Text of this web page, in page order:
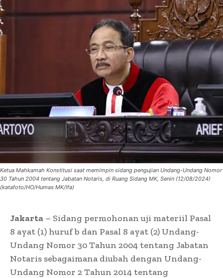
Ketua Mahkamah Konstitusi saat memimpin sidang pengujian Undang-Undang Nomor
30 Tahun 2004 tentang Jabatan Notaris, di Ruang Sidang MK, Senin (12/08/2024)
(katafoto/HO/Humas MK/Ifa)
Jakarta – Sidang permohonan uji materiil Pasal
8 ayat (1) huruf b dan Pasal 8 ayat (2) Undang-
Undang Nomor 30 Tahun 2004 tentang Jabatan
Notaris sebagaimana diubah dengan Undang-
Undang Nomor 2 Tahun 2014 tentang